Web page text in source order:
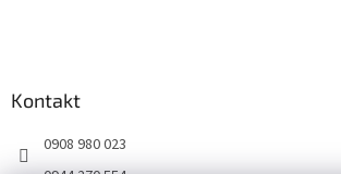
Kontakt
0908 980 023